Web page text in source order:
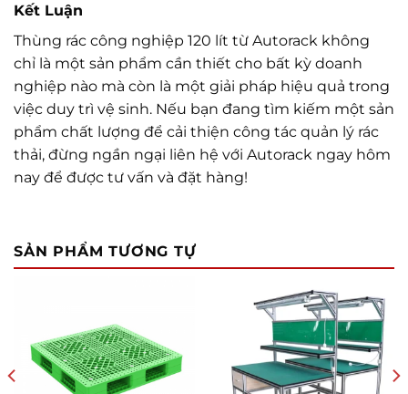
Kết Luận
Thùng rác công nghiệp 120 lít từ Autorack không
chỉ là một sản phẩm cần thiết cho bất kỳ doanh
nghiệp nào mà còn là một giải pháp hiệu quả trong
việc duy trì vệ sinh. Nếu bạn đang tìm kiếm một sản
phẩm chất lượng để cải thiện công tác quản lý rác
thải, đừng ngần ngại liên hệ với Autorack ngay hôm
nay để được tư vấn và đặt hàng!
SẢN PHẨM TƯƠNG TỰ